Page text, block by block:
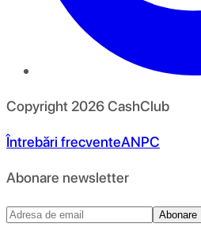
Copyright 2026CashClub
Întrebări frecventeANPC
Abonare newsletter
Abonare